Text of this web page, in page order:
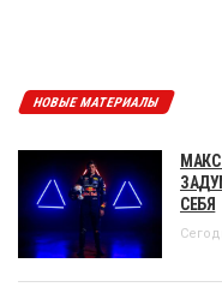
НОВЫЕ МАТЕРИАЛЫ
СЕБЯ